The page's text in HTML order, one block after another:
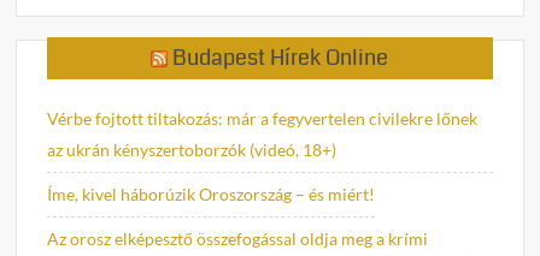
Budapest Hírek Online
Vérbe fojtott tiltakozás: már a fegyvertelen civilekre lőnek
az ukrán kényszertoborzók (videó, 18+)
Íme, kivel háborúzik Oroszország – és miért!
Az orosz elképesztő összefogással oldja meg a krími